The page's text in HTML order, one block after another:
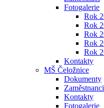
Fotogalerie
Rok
Rok
Rok
Rok
Rok
Kontakty
MŠ Čeložnice
Dokumenty
Zaměstnanci
Kontakty
Fotogalerie